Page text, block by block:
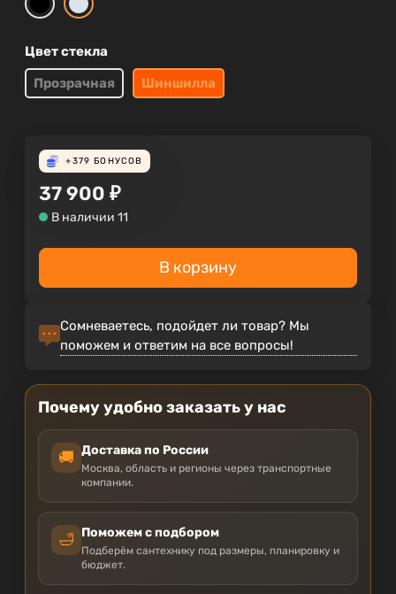
Цвет стекла
Прозрачная
Шиншилла
+379 БОНУСОВ
37 900 ₽
В наличии 11
В корзину
Сомневаетесь, подойдет ли товар? Мы
поможем и ответим на все вопросы!
Почему удобно заказать у нас
🚚 Доставка по России
Москва, область и регионы через транспортные
компании.
🛁 Поможем с подбором
Подберём сантехнику под размеры, планировку и
бюджет.